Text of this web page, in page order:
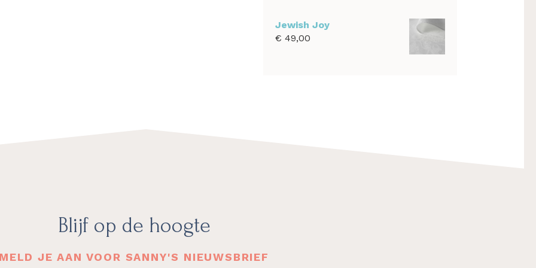
Jewish Joy
€ 49,00
Blijf op de hoogte
MELD JE AAN VOOR SANNY'S NIEUWSBRIEF